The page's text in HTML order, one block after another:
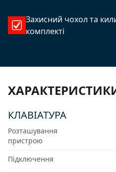
Захисний чохол та
комплекті
КЛАВІАТУРА
Розташування
пристрою
Підключення